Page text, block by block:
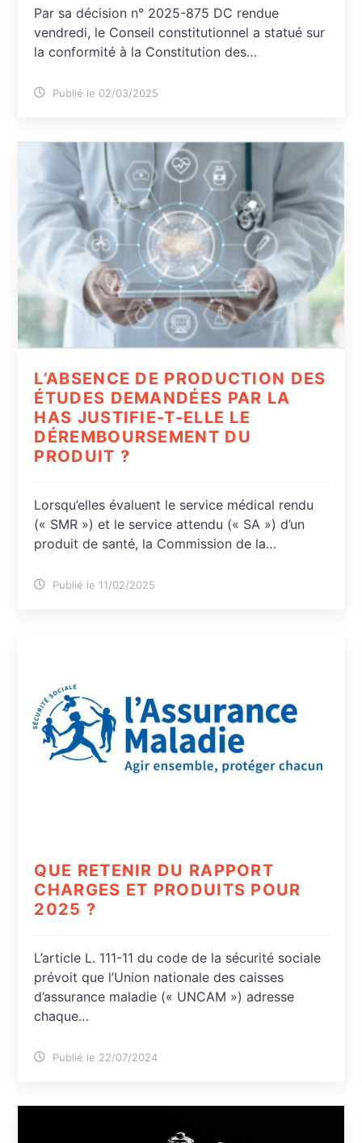
Par sa décision n° 2025-875 DC rendue
vendredi, le Conseil constitutionnel a statué sur
la conformité à la Constitution des…
Publié le 02/03/2025
L’ABSENCE DE PRODUCTION DES
ÉTUDES DEMANDÉES PAR LA
HAS JUSTIFIE-T-ELLE LE
DÉREMBOURSEMENT DU
PRODUIT ?
Lorsqu’elles évaluent le service médical rendu
(« SMR ») et le service attendu (« SA ») d’un
produit de santé, la Commission de la…
Publié le 11/02/2025
QUE RETENIR DU RAPPORT
CHARGES ET PRODUITS POUR
2025 ?
L’article L. 111-11 du code de la sécurité sociale
prévoit que l’Union nationale des caisses
d’assurance maladie (« UNCAM ») adresse
chaque…
Publié le 22/07/2024